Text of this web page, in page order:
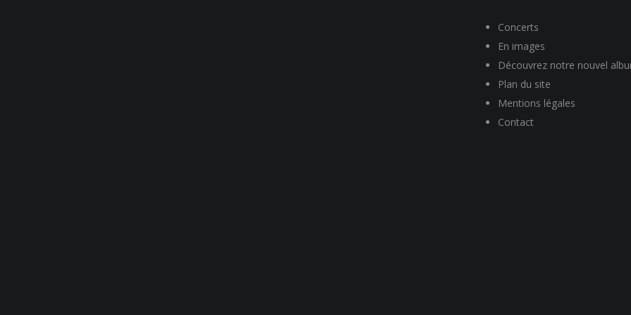
Concerts
En images
Découvrez notre nouvel
Plan du site
Mentions légales
Contact